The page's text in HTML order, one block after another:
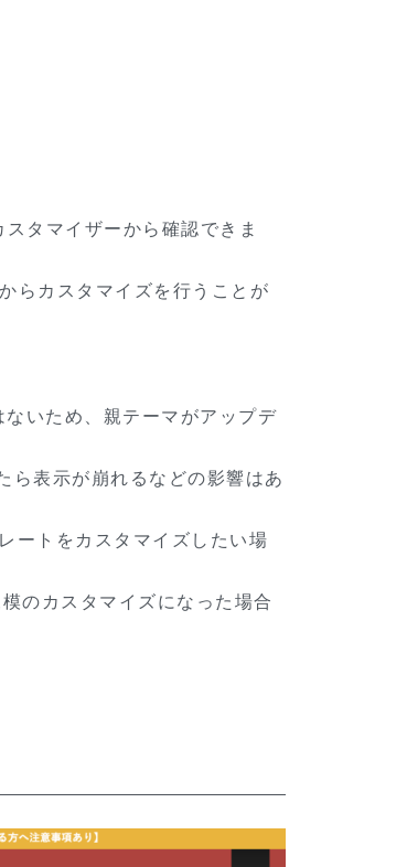
タマイザーから確認できま
らカスタマイズを行うことが
いため、親テーマがアップデ
ら表示が崩れるなどの影響はあ
ートをカスタマイズしたい場
のカスタマイズになった場合